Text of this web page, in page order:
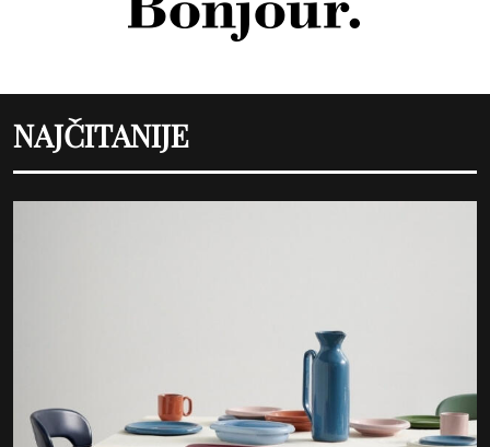
NAJČITANIJE